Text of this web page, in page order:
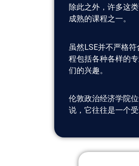
除此之外，许多这
成熟的课程之一。
虽然LSE并不严格
程包括各种各样的
们的兴趣。
伦敦政治经济学院
说，它往往是一个受